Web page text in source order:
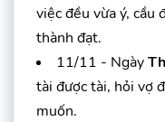
việc đều vừa ý, cầu
thành đạt.
11/11 - Ngày
tài được tài, hỏi vợ
muốn.